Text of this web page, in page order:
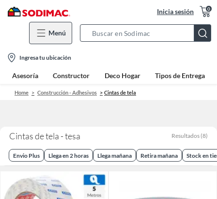
Inicia sesión 0
Menú
Bar
location-
icon
Ingresa tu ubicación
Asesoría Constructor Deco Hogar Tipos de Entrega
Home Construcción - Adhesivos Cintas de tela
Cintas de tela - tesa Resultados (8)
Envio Plus Llega en 2 horas Llega mañana Retira mañana Stock en